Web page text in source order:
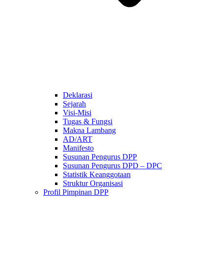
Deklarasi
Sejarah
Visi-Misi
Tugas & Fungsi
Makna Lambang
AD/ART
Manifesto
Susunan Pengurus DPP
Susunan Pengurus DPD – DPC​
Statistik Keanggotaan
Struktur Organisasi
Profil Pimpinan DPP